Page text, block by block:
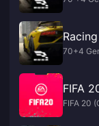
70+4
FIFA
FIFA 20